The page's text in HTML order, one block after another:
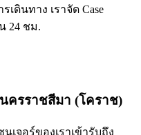
เดินทาง เราจัด Case
24 ชม.
ครราชสีมา (โคราช)
เจอร์ของเราเข้ารับถึง